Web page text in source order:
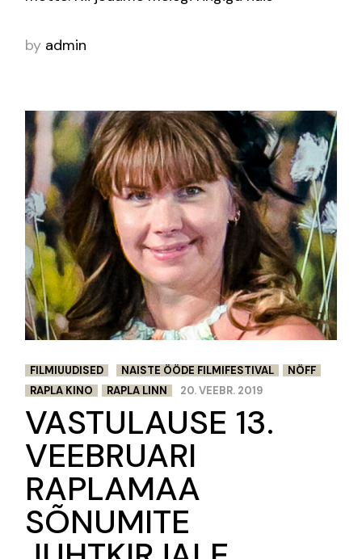
by admin
FILMIUUDISED NAISTE ÖÖDE FILMIFESTIVAL
NÖFF
RAPLA KINO
RAPLA LINN 20. VEEBR. 2019
VASTULAUSE 13.
VEEBRUARI
RAPLAMAA
SÕNUMITE